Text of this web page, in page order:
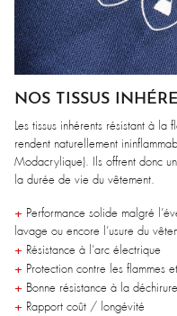
NOS TISSUS
Les tissus inhérents résistant à
rendent naturellement
Modacrylique). Ils offrent donc
la durée de vie du vêtement.
+ Performance solide malgré
lavage ou encore l’usure du
+ Résistance à l’arc électrique
+ Protection contre les flammes
+ Bonne résistance à la
+ Rapport coût / longévité